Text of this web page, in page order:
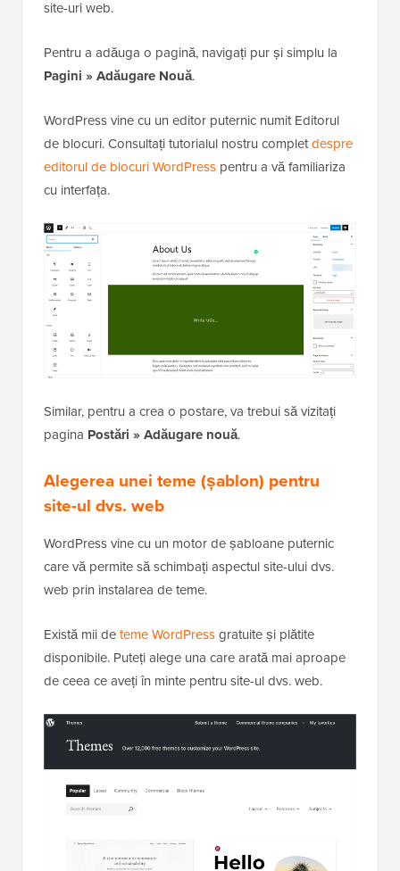
site-uri web.
Pentru a adăuga o pagină, navigați pur și simplu la
Pagini » Adăugare Nouă.
WordPress vine cu un editor puternic numit Editorul
de blocuri. Consultați tutorialul nostru completdespre
editorul de blocuri WordPress pentru a vă familiariza
cu interfața.
Similar, pentru a crea o postare, va trebui să vizitați
pagina Postări » Adăugare nouă.
Alegerea unei teme (șablon) pentru
site-ul dvs. web
WordPress vine cu un motor de șabloane puternic
care vă permite să schimbați aspectul site-ului dvs.
web prin instalarea de teme.
Există mii deteme WordPressgratuite și plătite
disponibile. Puteți alege una care arată mai aproape
de ceea ce aveți în minte pentru site-ul dvs. web.